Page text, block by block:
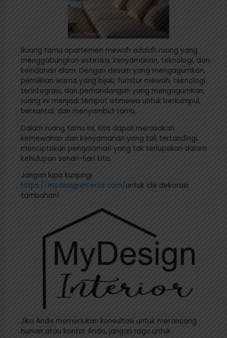
Ruang tamu apartemen mewah adalah ruang yang
menggabungkan estetika, kenyamanan, teknologi, dan
keindahan alam. Dengan desain yang mengagumkan,
pemilihan warna yang bijak, furnitur mewah, teknologi
terintegrasi, dan pemandangan yang mengagumkan,
ruang ini menjadi tempat istimewa untuk berkumpul,
bersantai, dan menyambut tamu.
Dalam ruang tamu ini, kita dapat merasakan
kemewahan dan kenyamanan yang tak tertandingi,
menciptakan pengalaman yang tak terlupakan dalam
kehidupan sehari-hari kita.
Jangan lupa kunjungi
https://mydesigninterior.com/untuk ide dekorasi
tambahan!
Jika Anda memerlukan konsultasi untuk merancang
hunian atau kantor Anda, jangan ragu untuk